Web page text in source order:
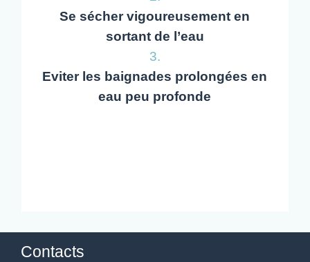
Se sécher vigoureusement en
sortant de l’eau
3.
Eviter les baignades prolongées en
eau peu profonde
Contacts